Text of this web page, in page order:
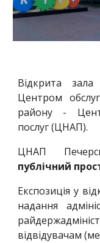
Відкрита
Центром
району -
послуг (ЦНАП).
ЦНАП
публічний
Експозиція у
надання
відвідувачам